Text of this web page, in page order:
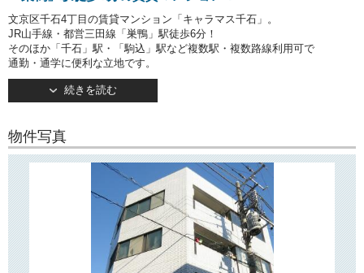
文京区千石4丁目の賃貸マンション「キャラマス千石」。
JR山手線・都営三田線「巣鴨」駅徒歩6分！
そのほか「千石」駅・「駒込」駅など複数駅・複数路線利用可で
通勤・通学に便利な立地です。
1984年3月竣工・地上4階建て。
○周辺環境○
「キャラマス千石」は大通りから一本入った住宅地に位置し、近隣には
児童公園などがございます。
大通り沿いにはコンビニや飲食店などが軒を連ねており、日々のお買い
お食事にとても便利です！
活気ある「巣鴨地蔵通り商店街」徒歩圏！
続きを読む
物件写真